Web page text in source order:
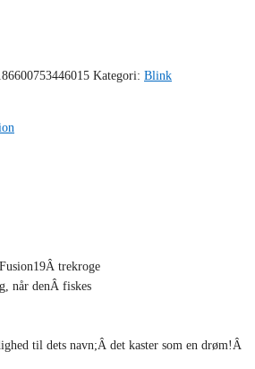
Kategori: Blink
trekroge
når denÂ fiskes
til dets navn;Â det kaster som en drøm!Â